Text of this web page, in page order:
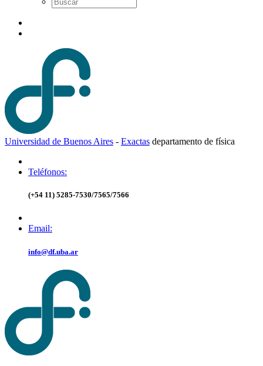
Universidad de Buenos Aires - Exactas departamento de física
Teléfonos:
(+54 11) 5285-7530/7565/7566
Email:
info@df.uba.ar